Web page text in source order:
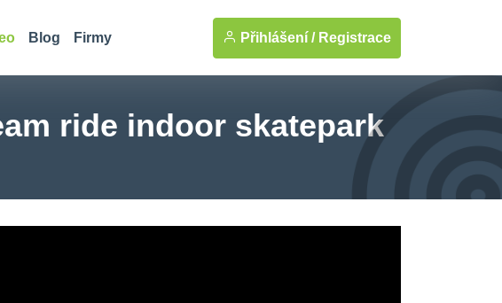
Blog Firmy Přihlášení / Registrace
ride indoor skatepark